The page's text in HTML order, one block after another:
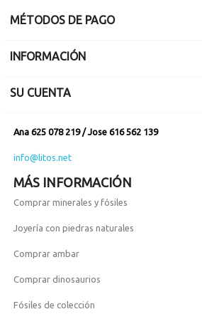
MÉTODOS DE PAGO
INFORMACIÓN
SU CUENTA
Ana 625 078 219 / Jose 616 562 139
info@litos.net
MÁS INFORMACIÓN
Comprar minerales y fósiles
Joyería con piedras naturales
Comprar ambar
Comprar dinosaurios
Fósiles de colección